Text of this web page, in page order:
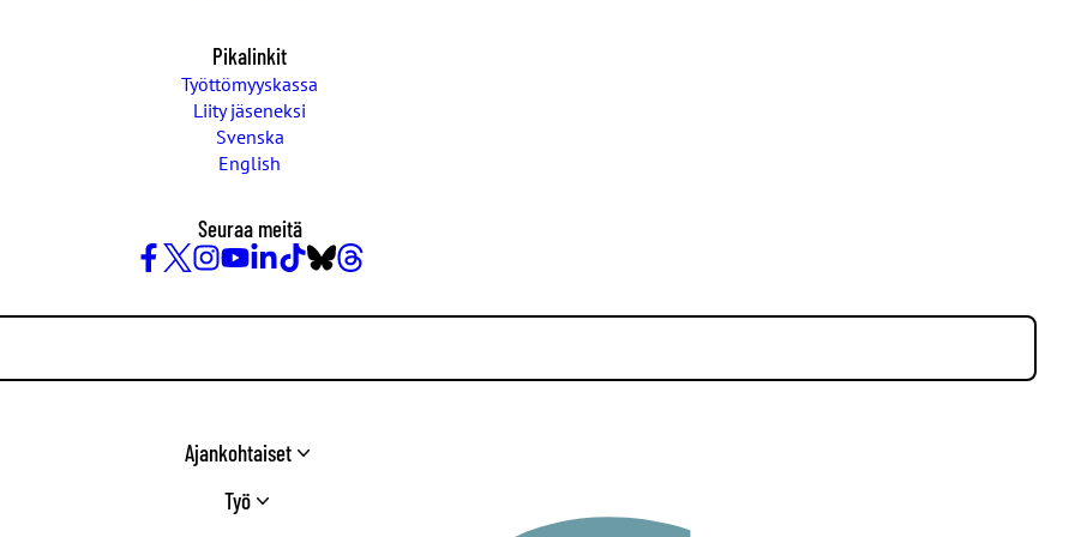
Pikalinkit
Työttömyyskassa
Liity jäseneksi
Svenska
English
Seuraa meitä
/
Ajankohtaiset
Työ